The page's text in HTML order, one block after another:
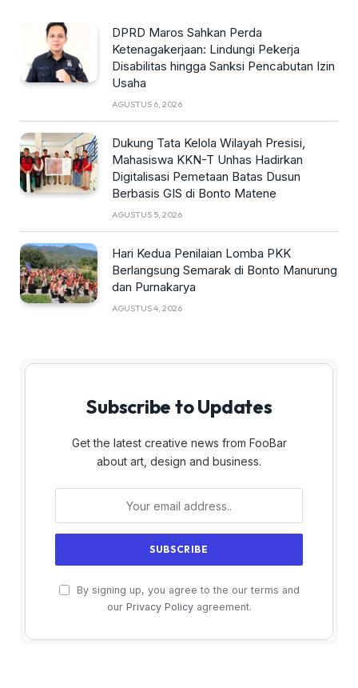
DPRD Maros Sahkan Perda
Ketenagakerjaan: Lindungi Pekerja
Disabilitas hingga Sanksi Pencabutan Izin
Usaha
AGUSTUS 6, 2026
Dukung Tata Kelola Wilayah Presisi,
Mahasiswa KKN-T Unhas Hadirkan
Digitalisasi Pemetaan Batas Dusun
Berbasis GIS di Bonto Matene
AGUSTUS 5, 2026
Hari Kedua Penilaian Lomba PKK
Berlangsung Semarak di Bonto Manurung
dan Purnakarya
AGUSTUS 4, 2026
Subscribe to Updates
Get the latest creative news from FooBar
about art, design and business.
By signing up, you agree to the our terms and
our Privacy Policyagreement.